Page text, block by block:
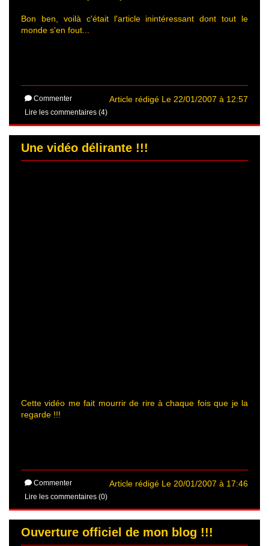
Bon ben, voilà c'était l'article inintéressant dont tout le
monde s'en fout...
Article rédigé Le 22/01/2007 à 12:57
Commenter
Lire les commentaires (4)
Une vidéo délirante !!!
Cette vidéo me fait mourrir de rire à chaque fois que je la
regarde !!!
Article rédigé Le 20/01/2007 à 17:46
Commenter
Lire les commentaires (0)
Ouverture officiel de mon blog !!!